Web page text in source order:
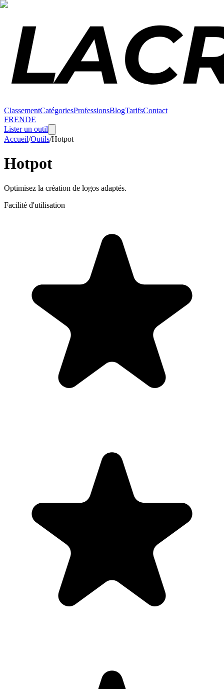
ClassementCatégoriesProfessionsBlogTarifsContact
FRENDE
Lister un outil
Accueil/Outils/Hotpot
Hotpot
Optimisez la création de logos adaptés.
Facilité d'utilisation